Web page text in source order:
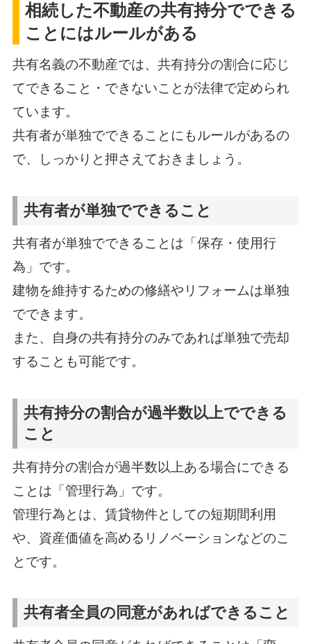
相続した不動産の共有持分でできる
ことにはルールがある
共有名義の不動産では、共有持分の割合に応じ
てできること・できないことが法律で定められ
ています。
共有者が単独でできることにもルールがあるの
で、しっかりと押さえておきましょう。
共有者が単独でできること
共有者が単独でできることは「保存・使用行
為」です。
建物を維持するための修繕やリフォームは単独
でできます。
また、自身の共有持分のみであれば単独で売却
することも可能です。
共有持分の割合が過半数以上でできる
こと
共有持分の割合が過半数以上ある場合にできる
ことは「管理行為」です。
管理行為とは、賃貸物件としての短期間利用
や、資産価値を高めるリノベーションなどのこ
とです。
共有者全員の同意があればできること